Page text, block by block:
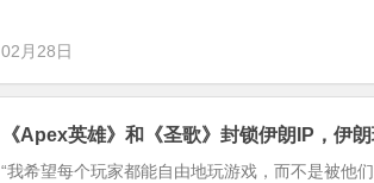
02月28日
《Apex英雄》和《圣歌》封锁伊朗IP，伊
“我希望每个玩家都能自由地玩游戏，而不是被他